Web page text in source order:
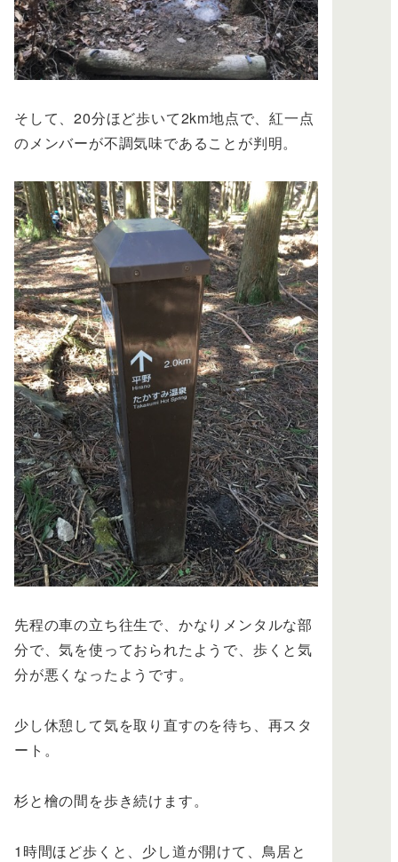
そして、20分ほど歩いて2km地点で、紅一点
のメンバーが不調気味であることが判明。
先程の車の立ち往生で、かなりメンタルな部
分で、気を使っておられたようで、歩くと気
分が悪くなったようです。
少し休憩して気を取り直すのを待ち、再スタ
ート。
杉と檜の間を歩き続けます。
1時間ほど歩くと、少し道が開けて、鳥居と